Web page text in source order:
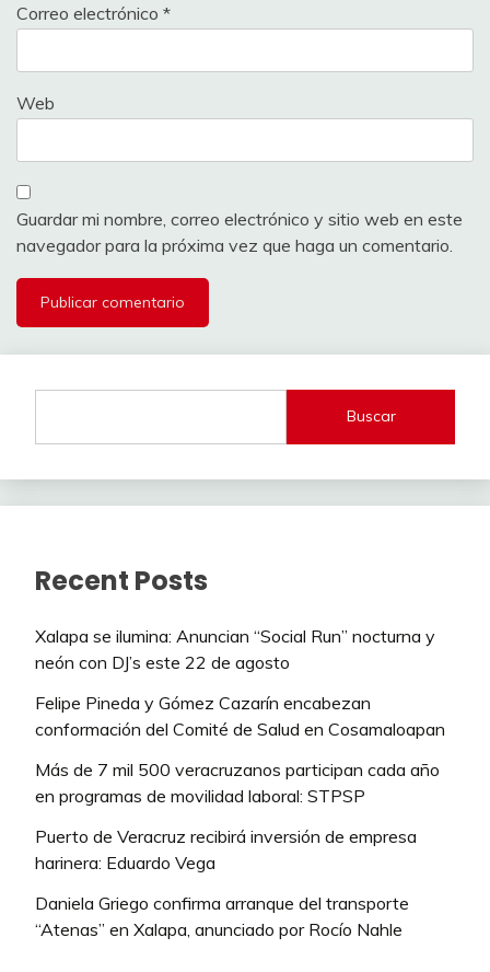
Correo electrónico *
Web
Guardar mi nombre, correo electrónico y sitio web en este
navegador para la próxima vez que haga un comentario.
Buscar
Recent Posts
Xalapa se ilumina: Anuncian “Social Run” nocturna y
neón con DJ’s este 22 de agosto
Felipe Pineda y Gómez Cazarín encabezan
conformación del Comité de Salud en Cosamaloapan
Más de 7 mil 500 veracruzanos participan cada año
en programas de movilidad laboral: STPSP
Puerto de Veracruz recibirá inversión de empresa
harinera: Eduardo Vega
Daniela Griego confirma arranque del transporte
“Atenas” en Xalapa, anunciado por Rocío Nahle